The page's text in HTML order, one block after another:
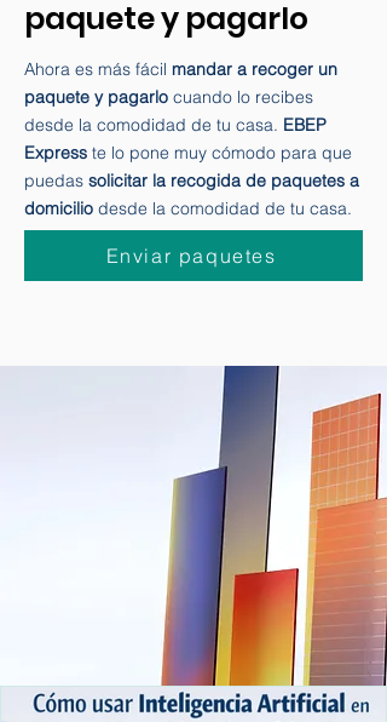
Mandar a recoger un
paquete y pagarlo
Ahora es más fácil
mandar a recoger un
paquete y pagarlo
desde la comodidad de tu casa.
Express
te lo pone muy cómodo para que
desde la comodidad de tu casa.